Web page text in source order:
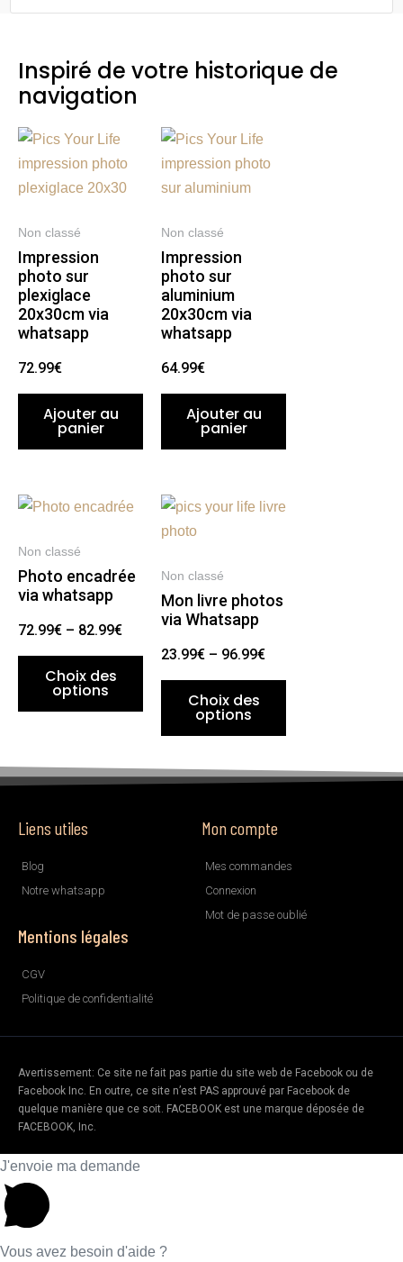
Inspiré de votre historique de
navigation
Non classé
Impression
photo sur
plexiglace
20x30cm via
whatsapp
72.99€
Ajouter au
panier
Non classé
Impression
photo sur
aluminium
20x30cm via
whatsapp
64.99€
Ajouter au
panier
Non classé
Photo encadrée
via whatsapp
72.99€ – 82.99€
Choix des
options
Non classé
Mon livre photos
via Whatsapp
23.99€ – 96.99€
Choix des
options
Liens utiles
Blog
Notre whatsapp
Mon compte
Mes commandes
Connexion
Mot de passe oublié
Mentions légales
CGV
Politique de confidentialité
Avertissement: Ce site ne fait pas partie du site web de Facebook ou de
Facebook Inc. En outre, ce site n’est PAS approuvé par Facebook de
quelque manière que ce soit. FACEBOOK est une marque déposée de
FACEBOOK, Inc.
J'envoie ma demande
Vous avez besoin d'aide ?